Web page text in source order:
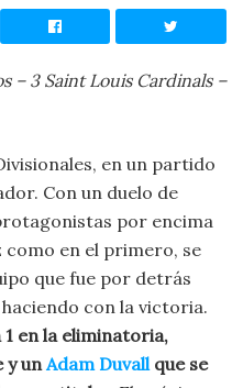
– 3 Saint Louis Cardinals –
en un partido
Con un duelo de
por encima
como en el primero, se
que fue por detrás
con la victoria.
1 en la eliminatoria,
y unAdam Duvallque se